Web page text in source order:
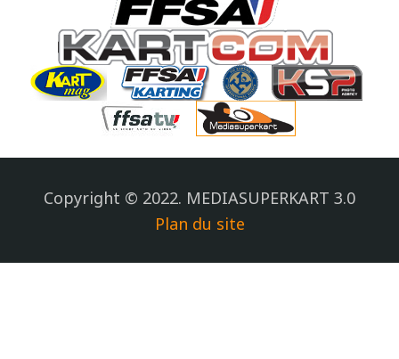
Copyright © 2022. MEDIASUPERKART 3.0
Plan du site